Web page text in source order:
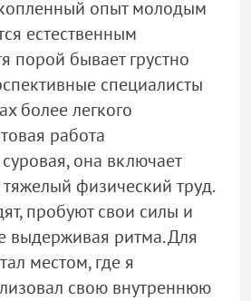
опыт молодым
естественным
порой бывает грустно
специалисты
более легкого
работа
она включает
тяжелый физический труд.
пробуют свои силы и
выдерживая ритма. Для
местом, где я
свою внутреннюю